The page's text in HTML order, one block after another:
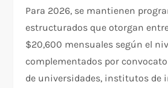
Para 2026, se mantienen
estructurados que otorgan
$20,600 mensuales según el
complementados por
de universidades, institutos de